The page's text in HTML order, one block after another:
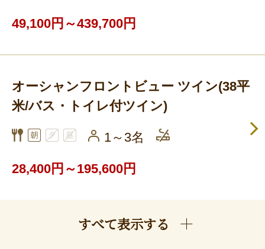
49,100円～439,700円
オーシャンフロントビュー ツイン(38平
米/バス・トイレ付ツイン)
1～3名
28,400円～195,600円
すべて表示する